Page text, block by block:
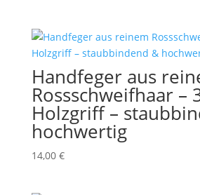
Handfeger aus
Rossschweifhaar –
Holzgriff –
hochwertig
14,00 €